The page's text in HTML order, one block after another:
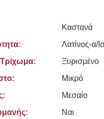
Καστανά
Λατίνος-α/
Τρίχωμα:
Ξυρισμένο
Μικρό
Μεσαίο
Ναι